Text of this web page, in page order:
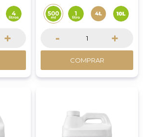
+ - +
COMPRAR